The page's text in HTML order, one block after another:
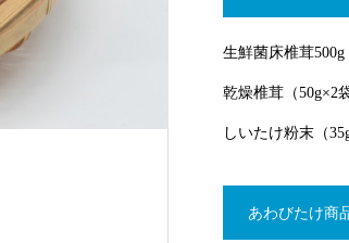
生鮮菌床椎茸500g
乾燥椎茸（50g×2
しいたけ粉末（
あわびたけ商